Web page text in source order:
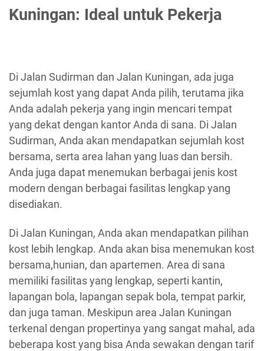
Kuningan: Ideal untuk Pekerja
Di Jalan Sudirman dan Jalan Kuningan, ada juga
sejumlah kost yang dapat Anda pilih, terutama jika
Anda adalah pekerja yang ingin mencari tempat
yang dekat dengan kantor Anda di sana. Di Jalan
Sudirman, Anda akan mendapatkan sejumlah kost
bersama, serta area lahan yang luas dan bersih.
Anda juga dapat menemukan berbagai jenis kost
modern dengan berbagai fasilitas lengkap yang
disediakan.
Di Jalan Kuningan, Anda akan mendapatkan pilihan
kost lebih lengkap. Anda akan bisa menemukan kost
bersama,hunian, dan apartemen. Area di sana
memiliki fasilitas yang lengkap, seperti kantin,
lapangan bola, lapangan sepak bola, tempat parkir,
dan juga taman. Meskipun area Jalan Kuningan
terkenal dengan propertinya yang sangat mahal, ada
beberapa kost yang bisa Anda sewakan dengan tarif